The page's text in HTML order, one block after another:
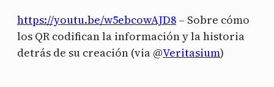
https://youtu.be/w5ebcowAJD8 – Sobre cómo
los QR codifican la información y la historia
detrás de su creación (via @Veritasium)